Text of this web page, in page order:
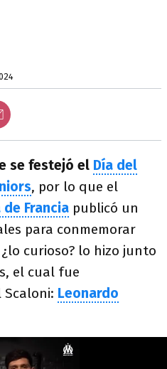
se festejó el Día del
, por lo que el
Francia publicó un
para conmemorar
curioso? lo hizo junto
el cual fue
Scaloni: Leonardo